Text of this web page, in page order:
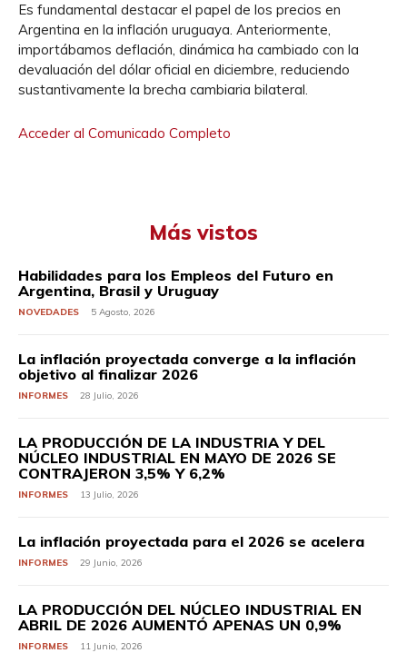
Es fundamental destacar el papel de los precios en
Argentina en la inflación uruguaya. Anteriormente,
importábamos deflación, dinámica ha cambiado con la
devaluación del dólar oficial en diciembre, reduciendo
sustantivamente la brecha cambiaria bilateral.
Acceder al Comunicado Completo
Más vistos
Habilidades para los Empleos del Futuro en
Argentina, Brasil y Uruguay
NOVEDADES 5 Agosto, 2026
La inflación proyectada converge a la inflación
objetivo al finalizar 2026
INFORMES 28 Julio, 2026
LA PRODUCCIÓN DE LA INDUSTRIA Y DEL
NÚCLEO INDUSTRIAL EN MAYO DE 2026 SE
CONTRAJERON 3,5% Y 6,2%
INFORMES 13 Julio, 2026
La inflación proyectada para el 2026 se acelera
INFORMES 29 Junio, 2026
LA PRODUCCIÓN DEL NÚCLEO INDUSTRIAL EN
ABRIL DE 2026 AUMENTÓ APENAS UN 0,9%
INFORMES 11 Junio, 2026